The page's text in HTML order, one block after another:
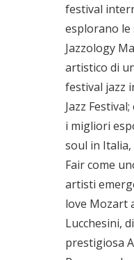
festival
esplorano
Jazzology
artistico di
festival jazz
Jazz
i migliori
soul in
Fair come
artisti
love Mozart
Lucchesini,
prestigiosa